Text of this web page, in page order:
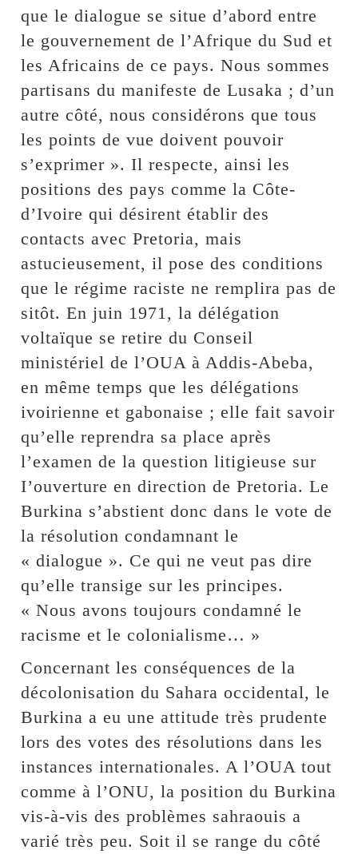
que le dialogue se situe d’abord entre
le gouvernement de l’Afrique du Sud et
les Africains de ce pays. Nous sommes
partisans du manifeste de Lusaka ; d’un
autre côté, nous considérons que tous
les points de vue doivent pouvoir
s’exprimer ». Il respecte, ainsi les
positions des pays comme la Côte-
d’Ivoire qui désirent établir des
contacts avec Pretoria, mais
astucieusement, il pose des conditions
que le régime raciste ne remplira pas de
sitôt. En juin 1971, la délégation
voltaïque se retire du Conseil
ministériel de l’OUA à Addis-Abeba,
en même temps que les délégations
ivoirienne et gabonaise ; elle fait savoir
qu’elle reprendra sa place après
l’examen de la question litigieuse sur
I’ouverture en direction de Pretoria. Le
Burkina s’abstient donc dans le vote de
la résolution condamnant le
« dialogue ». Ce qui ne veut pas dire
qu’elle transige sur les principes.
« Nous avons toujours condamné le
racisme et le colonialisme… »
Concernant les conséquences de la
décolonisation du Sahara occidental, le
Burkina a eu une attitude très prudente
lors des votes des résolutions dans les
instances internationales. A l’OUA tout
comme à l’ONU, la position du Burkina
vis-à-vis des problèmes sahraouis a
varié très peu. Soit il se range du côté